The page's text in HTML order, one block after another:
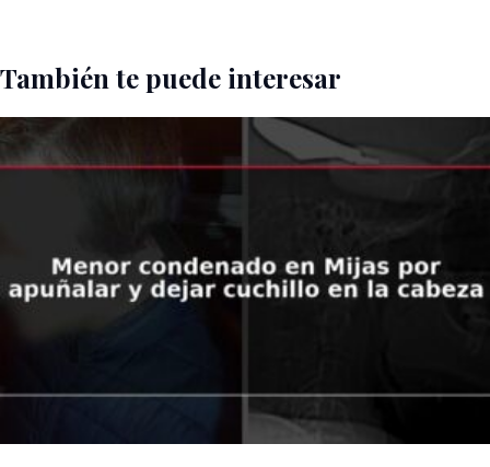
También te puede interesar